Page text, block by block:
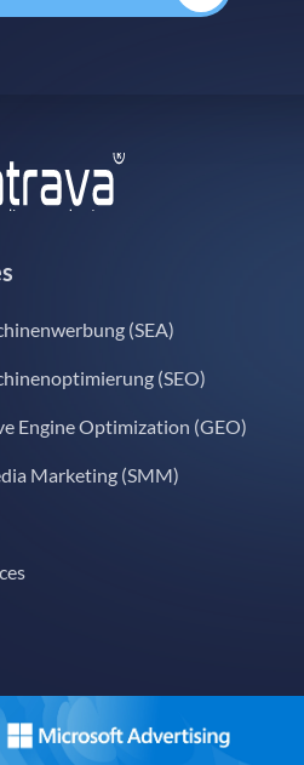
(SEA)
(SEO)
Engine Optimization (GEO)
Marketing (SMM)